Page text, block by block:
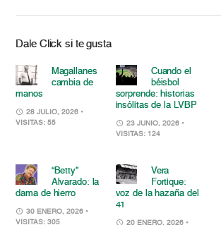
Dale Click si te gusta
Magallanes
cambia de
manos
28 JULIO, 2026 •
VISITAS: 55
Cuando el
béisbol
sorprende: historias
insólitas de la LVBP
23 JUNIO, 2026 •
VISITAS: 124
“Betty”
Alvarado: la
dama de hierro
30 ENERO, 2026 •
VISITAS: 305
Vera
Fortique:
voz de la hazaña del
41
20 ENERO, 2026 •